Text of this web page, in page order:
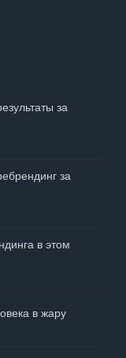
за
за
в этом
в жару